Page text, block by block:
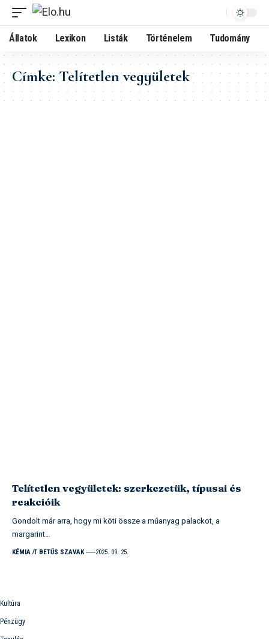
Állatok Lexikon Listák Történelem Tudomány
Címke:Telítetlen vegyületek
Telítetlen vegyületek: szerkezetük, típusai és
reakcióik
Gondolt már arra, hogy mi köti össze a műanyag palackot, a
margarint…
KÉMIA T BETŰS SZAVAK 2025. 09. 25.
Kultúra
Pénzügy